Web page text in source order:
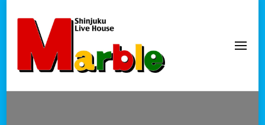
新宿Marble
official website